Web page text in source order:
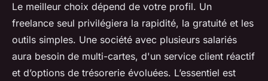
Le meilleur choix dépend de votre profil. Un
freelance seul privilégiera la rapidité, la gratuité et les
outils simples. Une société avec plusieurs salariés
aura besoin de multi-cartes, d'un service client réactif
et d’options de trésorerie évoluées. L’essentiel est